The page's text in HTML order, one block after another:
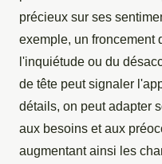
précieux sur ses
exemple, un froncement
l'inquiétude ou du
de tête peut signaler
détails, on peut adapter
aux besoins et aux
augmentant ainsi les